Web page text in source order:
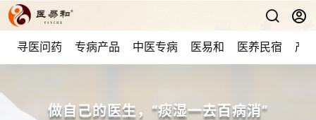
寻医问药 专病产品 中医专病 医易和 医养民宿 产
做自己的医生，“痰湿一去百病消”